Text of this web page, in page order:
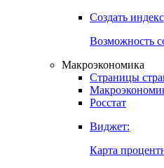
Создать индекс
Возможность
Макроэкономика
Страницы
Росстат
Виджет:
Карта